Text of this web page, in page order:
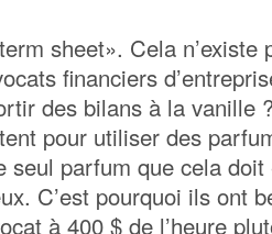
sheet». Cela n’existe
financiers
des bilans à la vanille
pour utiliser des
seul parfum que cela
C’est pourquoi ils ont
à 400 $ de l’heure